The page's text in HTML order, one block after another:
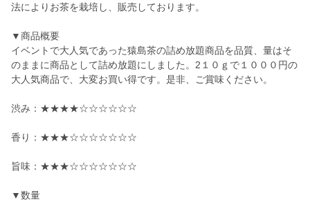
法によりお茶を栽培し、販売しております。
▼商品概要
イベントで大人気であった猿島茶の詰め放題商品を品質、量はそ
のままに商品として詰め放題にしました。2１０ｇで１０００円の
大人気商品で、大変お買い得です。是非、ご賞味ください。
渋み：★★★★☆☆☆☆☆☆
香り：★★★☆☆☆☆☆☆☆
旨味：★★★☆☆☆☆☆☆☆
▼数量